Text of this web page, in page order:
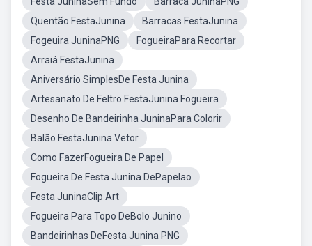
Quentão FestaJunina
Barracas FestaJunina
Fogeuira JuninaPNG
FogueiraPara Recortar
Arraiá FestaJunina
Aniversário SimplesDe Festa Junina
Artesanato De Feltro FestaJunina Fogueira
Desenho De Bandeirinha JuninaPara Colorir
Balão FestaJunina Vetor
Como FazerFogueira De Papel
Fogueira De Festa Junina DePapelao
Festa JuninaClip Art
Fogueira Para Topo DeBolo Junino
Bandeirinhas DeFesta Junina PNG